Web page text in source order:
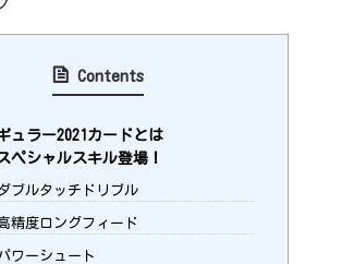
Contents
ュラー2021カードとは
ペシャルスキル登場！
ブルタッチドリブル
精度ロングフィード
ワーシュート